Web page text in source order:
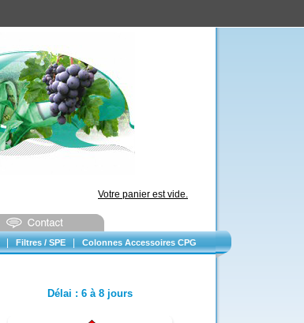
Votre panier est vide.
Filtres / SPE Colonnes Accessoires CPG
Délai : 6 à 8 jours